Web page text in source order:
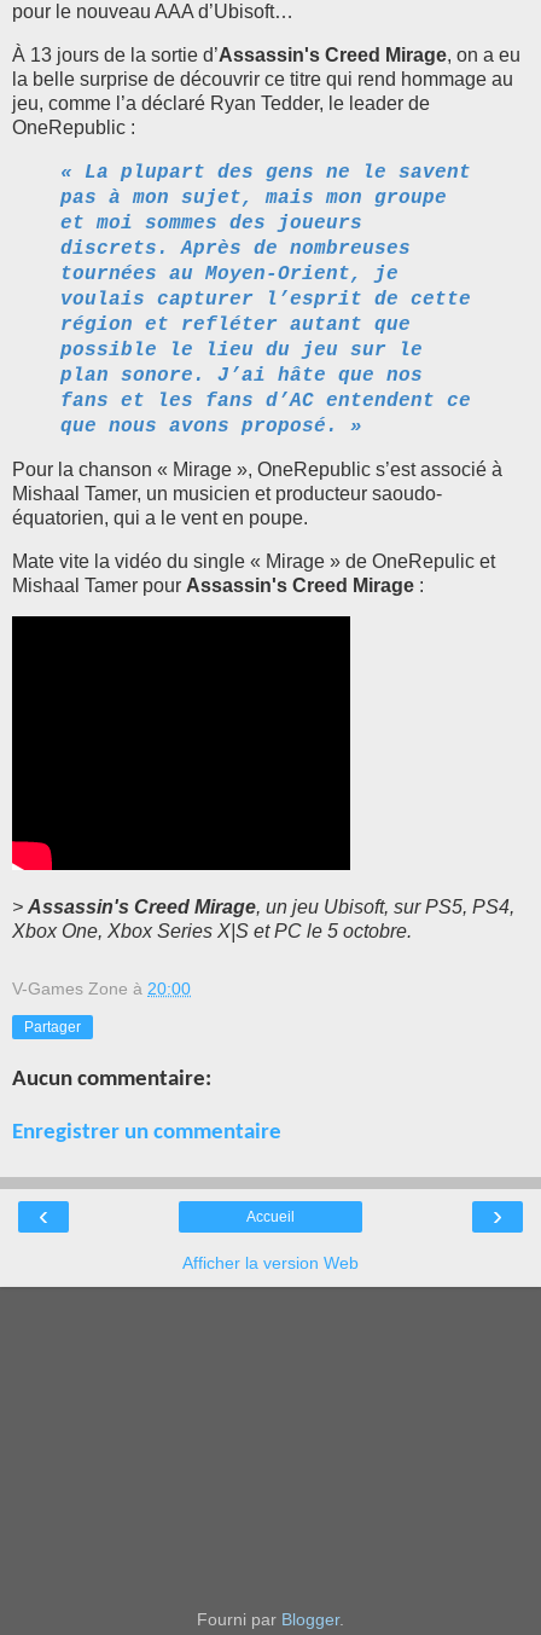
pour le nouveau AAA d’Ubisoft…
À 13 jours de la sortie d’Assassin's Creed Mirage, on a eu
la belle surprise de découvrir ce titre qui rend hommage au
jeu, comme l’a déclaré Ryan Tedder, le leader de
OneRepublic :
« La plupart des gens ne le savent
pas à mon sujet, mais mon groupe
et moi sommes des joueurs
discrets. Après de nombreuses
tournées au Moyen-Orient, je
voulais capturer l’esprit de cette
région et refléter autant que
possible le lieu du jeu sur le
plan sonore. J’ai hâte que nos
fans et les fans d’AC entendent ce
que nous avons proposé. »
Pour la chanson « Mirage », OneRepublic s’est associé à
Mishaal Tamer, un musicien et producteur saoudo-
équatorien, qui a le vent en poupe.
Mate vite la vidéo du single « Mirage » de OneRepulic et
Mishaal Tamer pour Assassin's Creed Mirage :
> Assassin's Creed Mirage, un jeu Ubisoft, sur PS5, PS4,
Xbox One, Xbox Series X|S et PC le 5 octobre.
V-Games Zone à 20:00
Partager
Aucun commentaire:
Enregistrer un commentaire
‹ ›
Accueil
Afficher la version Web
Fourni par Blogger.